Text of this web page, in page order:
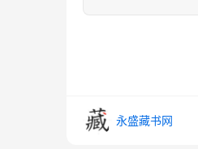
永盛藏书网